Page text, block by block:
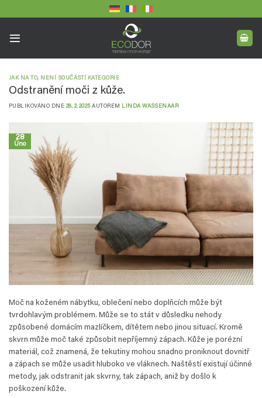
na
JAK NA TO, NENÍ SOUČÁSTÍ KATEGORIE
Odstranění moči z kůže.
PUBLIKOVÁNO DNE 28. 2. 2025 AUTOREM LINDA WASSENAAR
28
Úno
Moč na koženém nábytku, oblečení nebo doplňcích může být
tvrdohlavým problémem. Může se to stát v důsledku nehody
způsobené domácím mazlíčkem, dítětem nebo jinou situací. Kromě
skvrn může moč také způsobit nepříjemný zápach. Kůže je porézní
materiál, což znamená, že tekutiny mohou snadno proniknout dovnitř
a zápach se může usadit hluboko ve vláknech. Naštěstí existují účinné
metody, jak odstranit jak skvrny, tak zápach, aniž by došlo k
poškození kůže.